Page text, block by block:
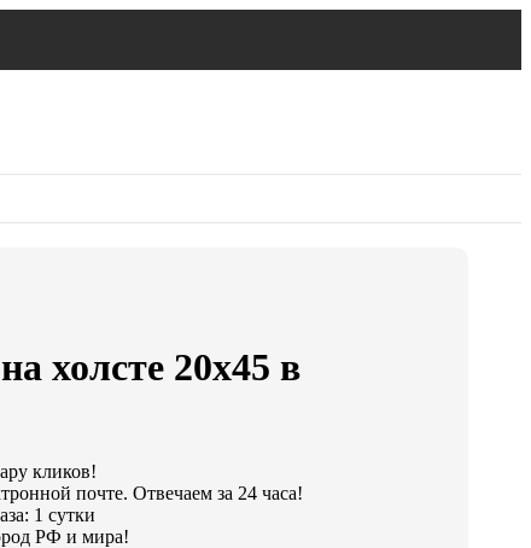
холсте 20х45 в
кликов!
почте. Отвечаем за 24 часа!
1 сутки
РФ и мира!